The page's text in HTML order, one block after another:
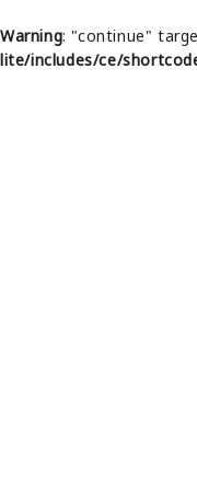
Warning: "continue"
lite/includes/ce/